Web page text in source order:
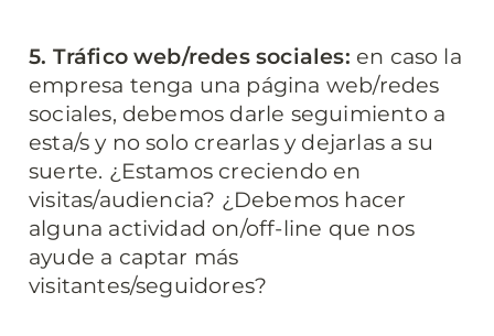
5. Tráfico web/redes sociales: en caso la
empresa tenga una página web/redes
sociales, debemos darle seguimiento a
esta/s y no solo crearlas y dejarlas a su
suerte. ¿Estamos creciendo en
visitas/audiencia? ¿Debemos hacer
alguna actividad on/off-line que nos
ayude a captar más
visitantes/seguidores?